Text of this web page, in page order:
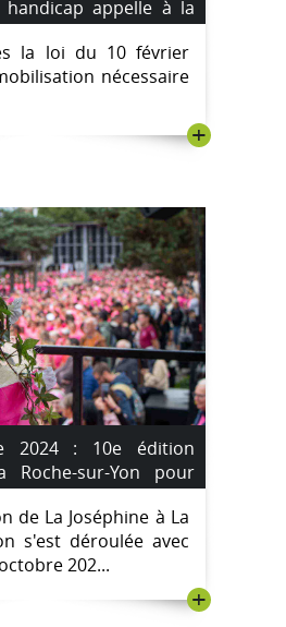
handicap appelle à la
la loi du 10 février
nécessaire
+
2024 : 10e édition
Roche-sur-Yon pour
contre le cancer;
de La Joséphine à La
s'est déroulée avec
202...
+